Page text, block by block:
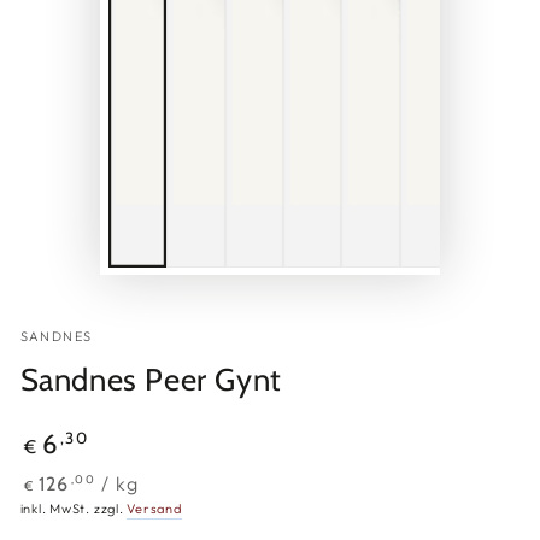
SANDNES
Sandnes Peer Gynt
Regulärer
€ 6 ,30
Stückpreis
€ 126 ,00 / pro
kg
inkl. MwSt. zzgl.Versand